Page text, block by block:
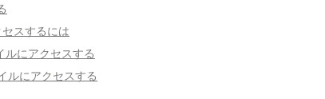
スするには
にアクセスする
にアクセスする